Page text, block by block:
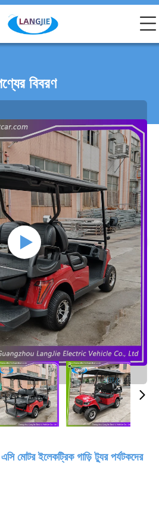
বিবরণ
মোটর ইলেকট্রিক গাড়ি ট্যুর পর্যটকদের